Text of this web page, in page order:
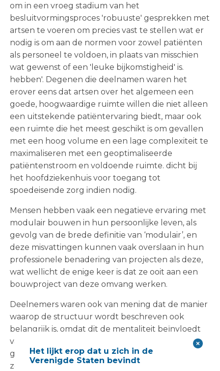
om in een vroeg stadium van het
besluitvormingsproces 'robuuste' gesprekken met
artsen te voeren om precies vast te stellen wat er
nodig is om aan de normen voor zowel patiënten
als personeel te voldoen, in plaats van misschien
wat gewenst of een 'leuke bijkomstigheid' is.
hebben'. Degenen die deelnamen waren het
erover eens dat artsen over het algemeen een
goede, hoogwaardige ruimte willen die niet alleen
een uitstekende patiëntervaring biedt, maar ook
een ruimte die het meest geschikt is om gevallen
met een hoog volume en een lage complexiteit te
maximaliseren met een geoptimaliseerde
patiëntenstroom en voldoende ruimte. dicht bij
het hoofdziekenhuis voor toegang tot
spoedeisende zorg indien nodig.
Mensen hebben vaak een negatieve ervaring met
modulair bouwen in hun persoonlijke leven, als
gevolg van de brede definitie van ‘modulair’, en
deze misvattingen kunnen vaak overslaan in hun
professionele benadering van projecten als deze,
wat wellicht de enige keer is dat ze ooit aan een
bouwproject van deze omvang werken.
Deelnemers waren ook van mening dat de manier
waarop de structuur wordt beschreven ook
belangrijk is, omdat dit de mentaliteit beïnvloedt
van iedereen die er gebruik van maakt; Het
gebruik van woorden als tijdelijk of modulair kan,
zo waren de deelnemers van mening, omgevingen
Het lijkt erop dat u zich in de
Verenigde Staten bevindt